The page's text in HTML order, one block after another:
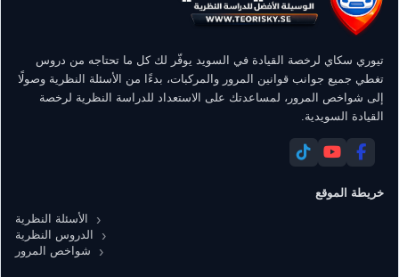
تيوري سكاي لرخصة القيادة في السويد يوفّر لك كل ما تحتاجه من دروس
تغطي جميع جوانب قوانين المرور والمركبات، بدءًا من الأسئلة النظرية وصولًا
إلى شواخص المرور، لمساعدتك على الاستعداد للدراسة النظرية لرخصة
القيادة السويدية.
خريطة الموقع
الأسئلة النظرية
الدروس النظرية
شواخص المرور